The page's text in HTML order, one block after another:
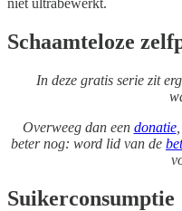
niet ultrabewerkt.
Schaamteloze
In deze gratis serie zit
Overweeg dan een donatie
beter nog: word lid van de
Suikerconsumptie